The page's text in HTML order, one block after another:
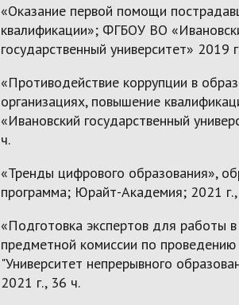
«Оказание первой помощи
квалификации»; ФГБОУ ВО
государственный университет» 2019
«Противодействие коррупции в
организациях, повышение
«Ивановский государственный
ч.
«Тренды цифрового образования»,
программа; Юрайт-Академия; 2021
«Подготовка экспертов для работы в
предметной комиссии по
"Университет непрерывного
2021 г., 36 ч.